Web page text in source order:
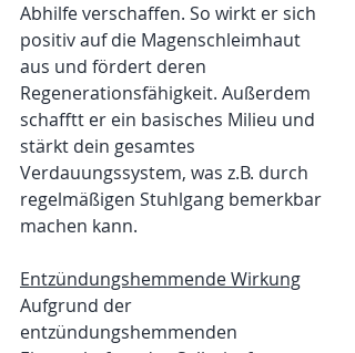
Abhilfe verschaffen. So wirkt er sich
positiv auf die Magenschleimhaut
aus und fördert deren
Regenerationsfähigkeit. Außerdem
schafftt er ein basisches Milieu und
stärkt dein gesamtes
Verdauungssystem, was z.B. durch
regelmäßigen Stuhlgang bemerkbar
machen kann.
Entzündungshemmende Wirkung
Aufgrund der
entzündungshemmenden